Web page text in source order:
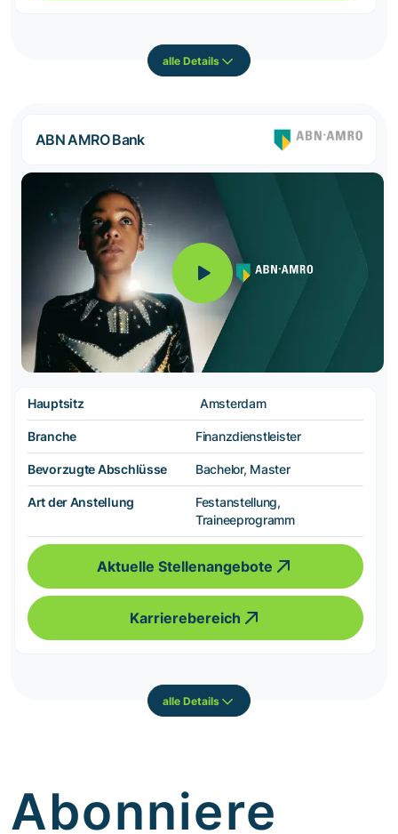
alle Details
ABN AMRO Bank
Hauptsitz Amsterdam
Branche Finanzdienstleister
Bevorzugte Abschlüsse Bachelor, Master
Art der Anstellung
Festanstellung,
Traineeprogramm
Aktuelle Stellenangebote
Karrierebereich
alle Details
Abonniere